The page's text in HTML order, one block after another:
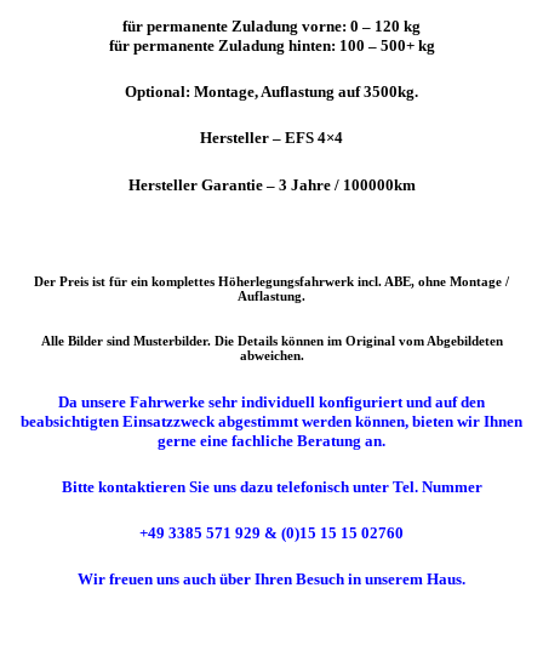
für permanente Zuladung vorne: 0 – 120 kg
für permanente Zuladung hinten: 100 – 500+ kg
Optional: Montage,Auflastung auf 3500kg.
Hersteller – EFS 4×4
Hersteller Garantie – 3 Jahre / 100000km
Der Preis ist für ein komplettes Höherlegungsfahrwerk incl. ABE, ohne Montage /
Auflastung.
Alle Bilder sind Musterbilder. Die Details können im Original vom Abgebildeten
abweichen.
Da unsere Fahrwerke sehr individuell konfiguriert und auf den
beabsichtigten Einsatzzweck abgestimmt werden können, bieten wir Ihnen
gerne eine fachliche Beratung an.
Bitte kontaktieren Sie uns dazu telefonisch unter Tel. Nummer
+49 3385 571 929 & (0)15 15 15 02760
Wir freuen uns auch über Ihren Besuch in unserem Haus.